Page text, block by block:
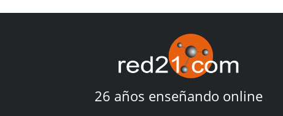
26 años enseñando online